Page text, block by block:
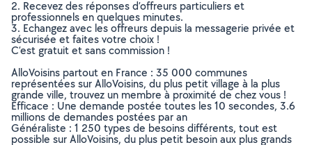
2. Recevez des réponses d’offreurs particuliers et
professionnels en quelques minutes.
3. Echangez avec les offreurs depuis la messagerie privée et
sécurisée et faites votre choix !
C’est gratuit et sans commission !
AlloVoisins partout en France : 35 000 communes
représentées sur AlloVoisins, du plus petit village à la plus
grande ville, trouvez un membre à proximité de chez vous !
Efficace : Une demande postée toutes les 10 secondes, 3.6
millions de demandes postées par an
Généraliste : 1 250 types de besoins différents, tout est
possible sur AlloVoisins, du plus petit besoin aux plus grands